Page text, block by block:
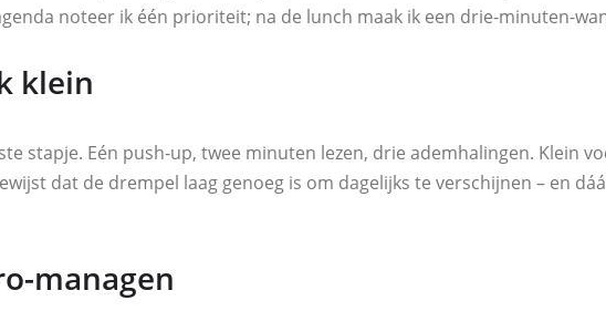
noteer ik één prioriteit; na de lunch maak ik een drie-minuten-
klein
stapje. Eén push-up, twee minuten lezen, drie ademhalingen. Klein
dat de drempel laag genoeg is om dagelijks te verschijnen – en
managen